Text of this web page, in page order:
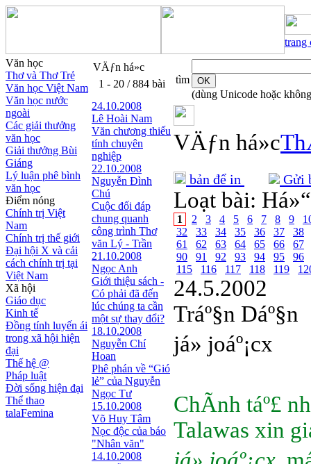
trang
Văn học
Thơ và Thơ Trẻ
Văn học Việt Nam
Văn học nước
ngoài
Các giải thưởng
văn học
Giải thưởng Bùi
Giáng
Lý luận phê bình
văn học
Điểm nóng
Chính trị Việt
Nam
Chính trị thế giới
Đại hội X và cải
cách chính trị tại
Việt Nam
Xã hội
Giáo dục
Kinh tế
Đồng tính luyến ái
trong xã hội hiện
đại
Thế hệ @
Pháp luật
Đời sống hiện đại
Thể thao
talaFemina
VÄƒn há»c
1 - 20 / 884 bài
24.10.2008
Lê Hoài Nam
Văn chương thiếu
tính chuyên
nghiệp
22.10.2008
Nguyễn Đình
Chú
Cuộc đối đáp
chung quanh
công trình Thơ
văn Lý - Trần
21.10.2008
Ngọc Anh
Giới thiệu sách -
Có phải đã đến
lúc chúng ta cần
một sự thay đổi?
18.10.2008
Nguyễn Chí
Hoan
Phê phán về “Gió
lẻ” của Nguyễn
Ngọc Tư
15.10.2008
Võ Huy Tâm
Nọc độc của báo
"Nhân văn"
14.10.2008
tìm
(dùng Unicode hoặc
VÄƒn há»c
bản để in Gửi
Loạt bài:
1 2 3 4 5 6 7 8 9
32
33 34 35 36 37
38
61
62 63 64 65 66
67
90
91 92 93 94 95
96
115
116 117 118 119
24.5.2002
Tráº§n Dáº§n
já» joáº¡cx
ChÃ­nh táº£
Talawas xin